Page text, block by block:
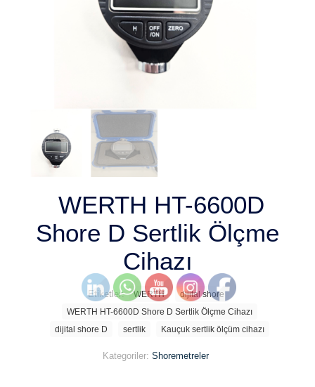
WERTH HT-6600D
Shore D Sertlik Ölçme
Cihazı
Kategoriler: Shoremetreler
Etiketler: WERTH
dijital shore
WERTH HT-6600D Shore D Sertlik Ölçme Cihazı
dijital shore D
sertlik Kauçuk sertlik ölçüm cihazı